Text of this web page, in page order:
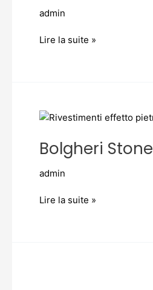
admin
Lire la suite »
Bolgheri Stone
admin
Bolgheri
Lire la suite »